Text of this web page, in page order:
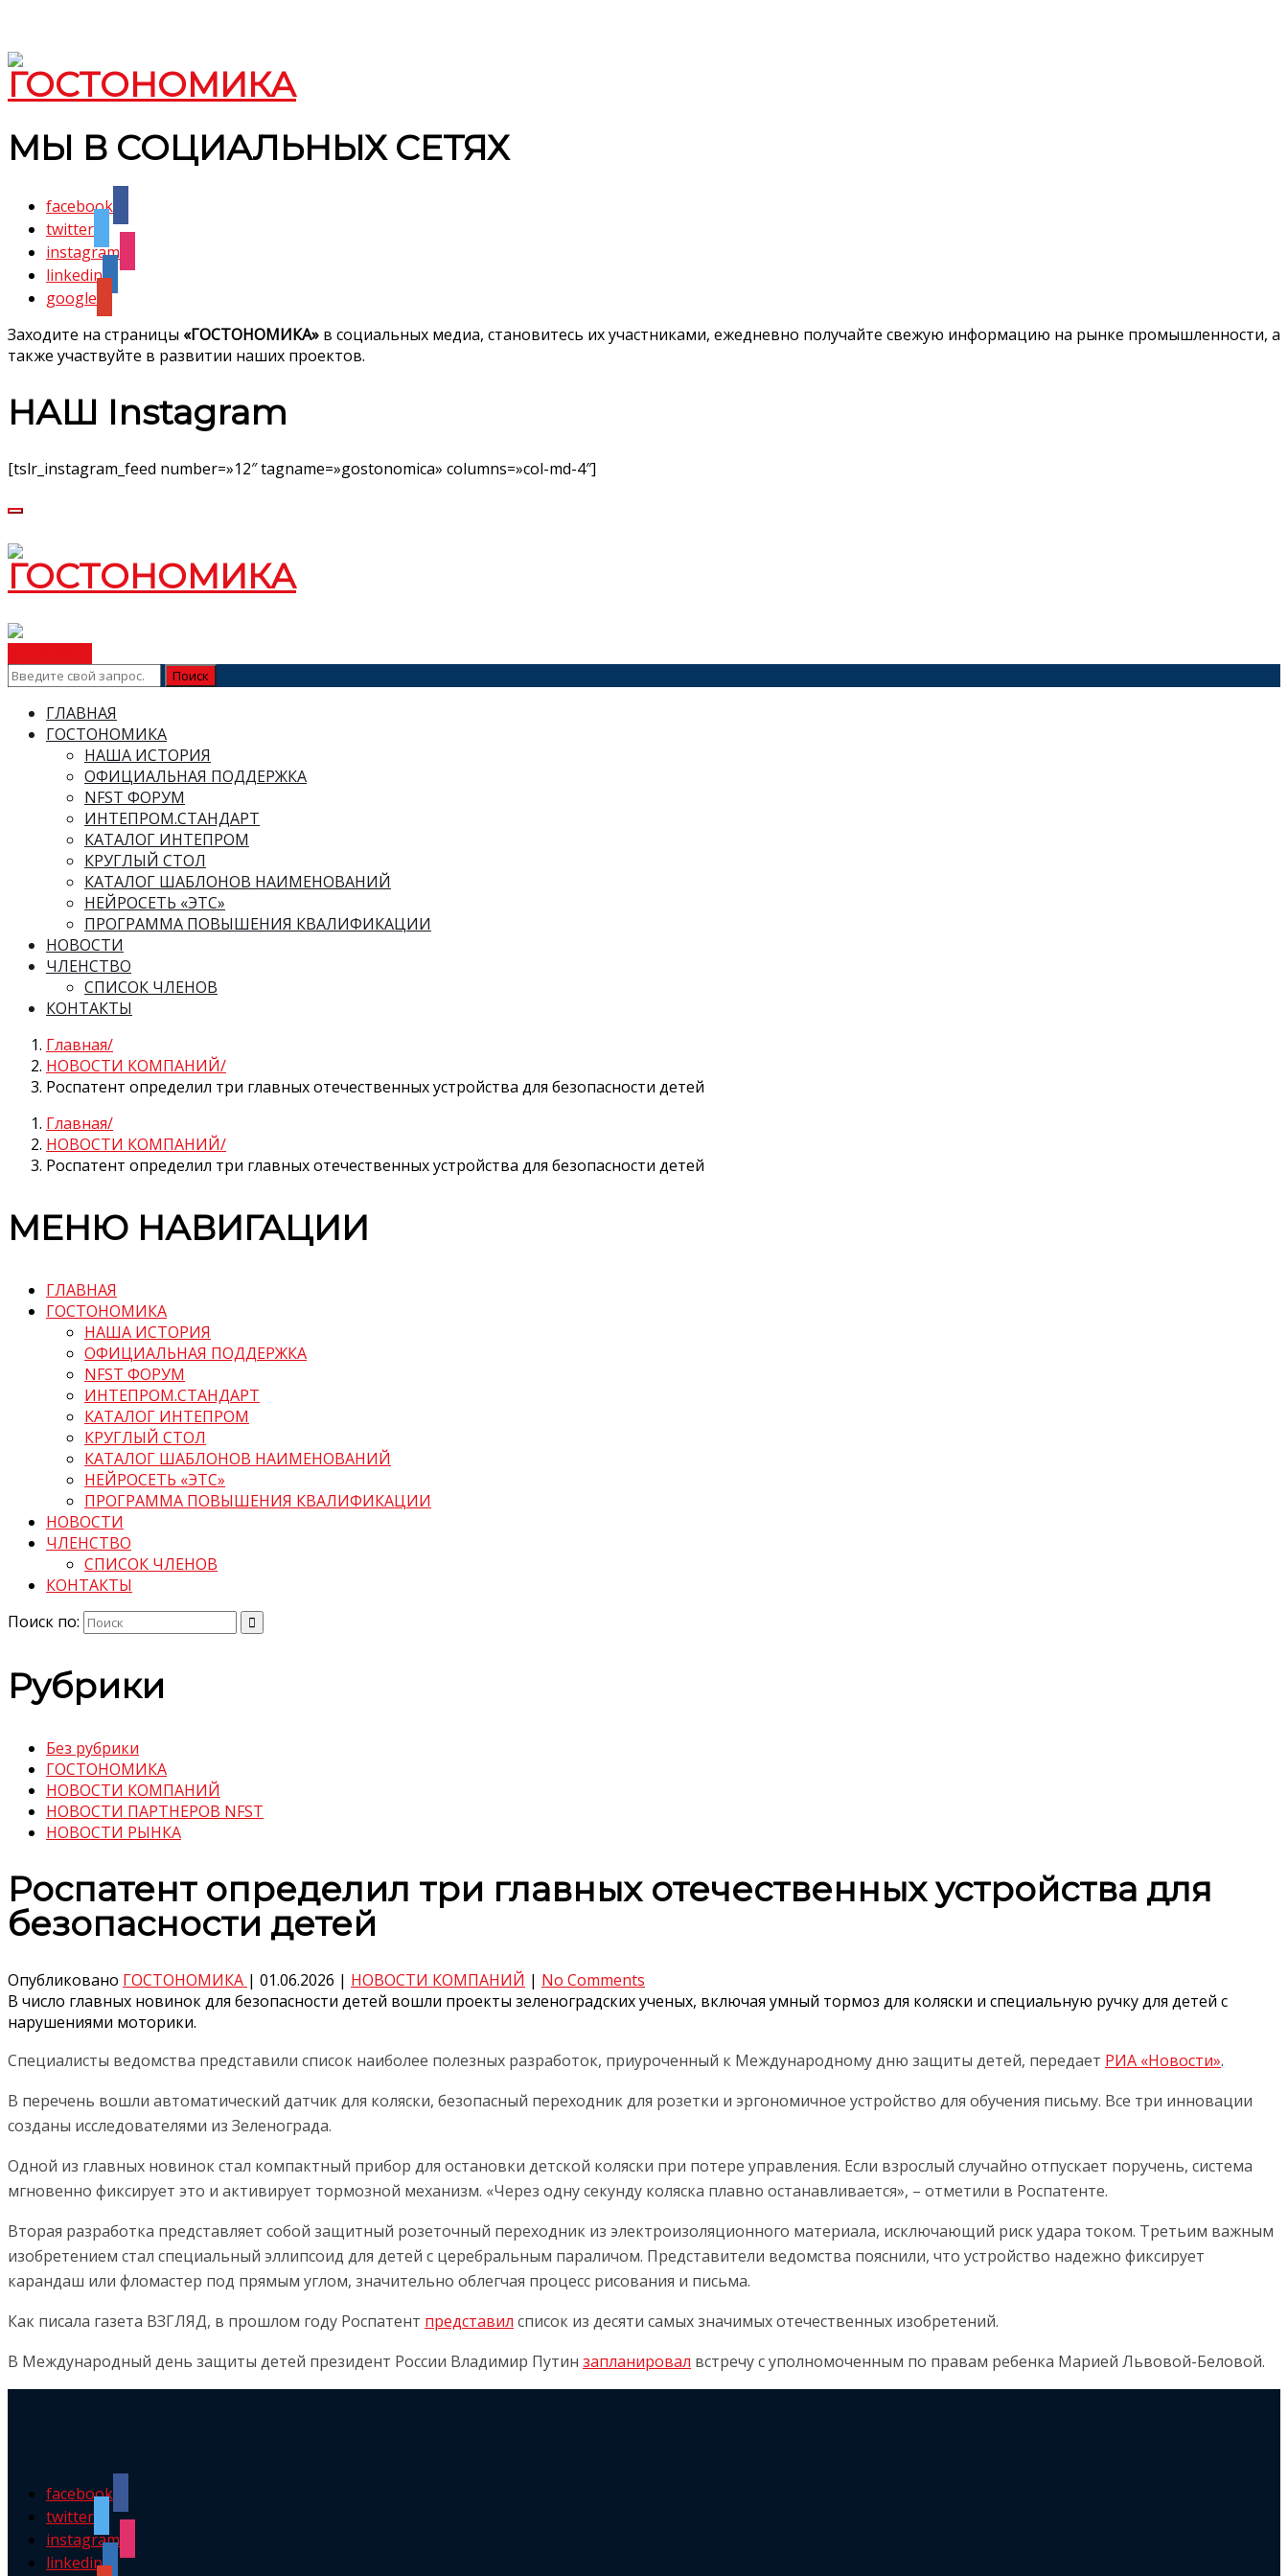
МЫ В СОЦИАЛЬНЫХ СЕТЯХ
facebook
twitter
instagram
linkedin
google
Заходите на страницы «ГОСТОНОМИКА» в социальных медиа, становитесь их участниками, ежедневно получайте свежую информацию на рынке промышленности, а
также участвуйте в развитии наших проектов.
НАШ Instagram
[tslr_instagram_feed number=»12″ tagname=»gostonomica» columns=»col-md-4″]
ГЛАВНАЯ
ГОСТОНОМИКА
НАША ИСТОРИЯ
ОФИЦИАЛЬНАЯ ПОДДЕРЖКА
NFST ФОРУМ
ИНТЕПРОМ.СТАНДАРТ
КАТАЛОГ ИНТЕПРОМ
КРУГЛЫЙ СТОЛ
КАТАЛОГ ШАБЛОНОВ НАИМЕНОВАНИЙ
НЕЙРОСЕТЬ «ЭТС»
ПРОГРАММА ПОВЫШЕНИЯ КВАЛИФИКАЦИИ
НОВОСТИ
ЧЛЕНСТВО
СПИСОК ЧЛЕНОВ
КОНТАКТЫ
Главная
НОВОСТИ КОМПАНИЙ
Роспатент определил три главных отечественных устройства для безопасности детей
Главная
НОВОСТИ КОМПАНИЙ
Роспатент определил три главных отечественных устройства для безопасности детей
МЕНЮ НАВИГАЦИИ
ГЛАВНАЯ
ГОСТОНОМИКА
НАША ИСТОРИЯ
ОФИЦИАЛЬНАЯ ПОДДЕРЖКА
NFST ФОРУМ
ИНТЕПРОМ.СТАНДАРТ
КАТАЛОГ ИНТЕПРОМ
КРУГЛЫЙ СТОЛ
КАТАЛОГ ШАБЛОНОВ НАИМЕНОВАНИЙ
НЕЙРОСЕТЬ «ЭТС»
ПРОГРАММА ПОВЫШЕНИЯ КВАЛИФИКАЦИИ
НОВОСТИ
ЧЛЕНСТВО
СПИСОК ЧЛЕНОВ
КОНТАКТЫ
Поиск по:
Рубрики
Без рубрики
ГОСТОНОМИКА
НОВОСТИ КОМПАНИЙ
НОВОСТИ ПАРТНЕРОВ NFST
НОВОСТИ РЫНКА
Роспатент определил три главных отечественных устройства для
безопасности детей
Опубликовано ГОСТОНОМИКА | 01.06.2026 | НОВОСТИ КОМПАНИЙ | No Comments
В число главных новинок для безопасности детей вошли проекты зеленоградских ученых, включая умный тормоз для коляски и специальную ручку для детей с
нарушениями моторики.
Специалисты ведомства представили список наиболее полезных разработок, приуроченный к Международному дню защиты детей, передает РИА «Новости».
В перечень вошли автоматический датчик для коляски, безопасный переходник для розетки и эргономичное устройство для обучения письму. Все три инновации
созданы исследователями из Зеленограда.
Одной из главных новинок стал компактный прибор для остановки детской коляски при потере управления. Если взрослый случайно отпускает поручень, система
мгновенно фиксирует это и активирует тормозной механизм. «Через одну секунду коляска плавно останавливается», – отметили в Роспатенте.
Вторая разработка представляет собой защитный розеточный переходник из электроизоляционного материала, исключающий риск удара током. Третьим важным
изобретением стал специальный эллипсоид для детей с церебральным параличом. Представители ведомства пояснили, что устройство надежно фиксирует
карандаш или фломастер под прямым углом, значительно облегчая процесс рисования и письма.
Как писала газета ВЗГЛЯД, в прошлом году Роспатент представил список из десяти самых значимых отечественных изобретений.
В Международный день защиты детей президент России Владимир Путин запланировал встречу с уполномоченным по правам ребенка Марией Львовой-Беловой.
facebook
twitter
instagram
linkedin